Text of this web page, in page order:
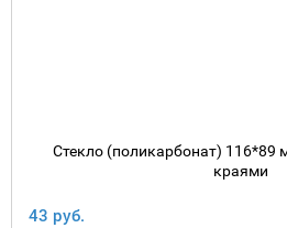
Стекло (поликарбонат) 116*89
краями
43 руб.